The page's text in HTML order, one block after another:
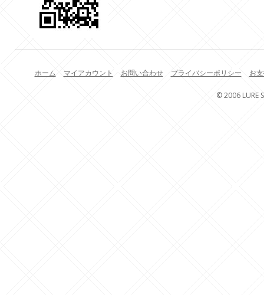
ホーム マイアカウント お問い合わせ プライバシーポリシー お
© 2006 LURE